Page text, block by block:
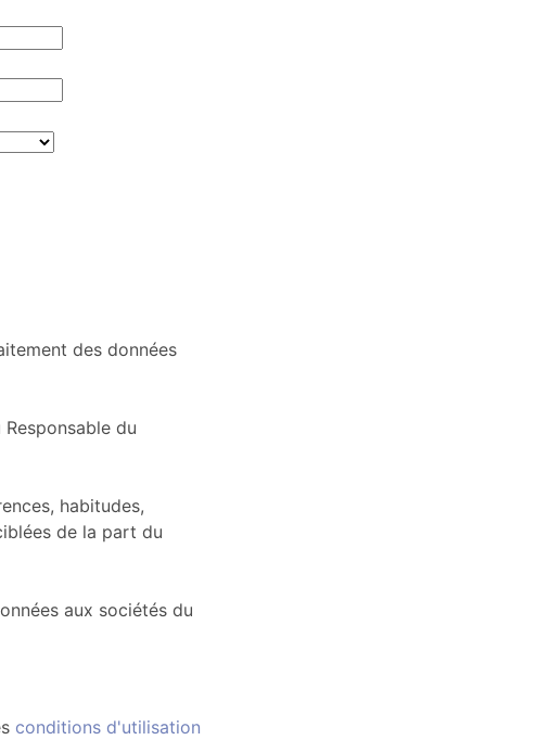
des données
du
habitudes,
de la part du
aux sociétés du
conditions d'utilisation